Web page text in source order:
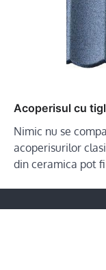
Acoperisul cu
Nimic nu se
acoperisurilor
din ceramica pot fi…